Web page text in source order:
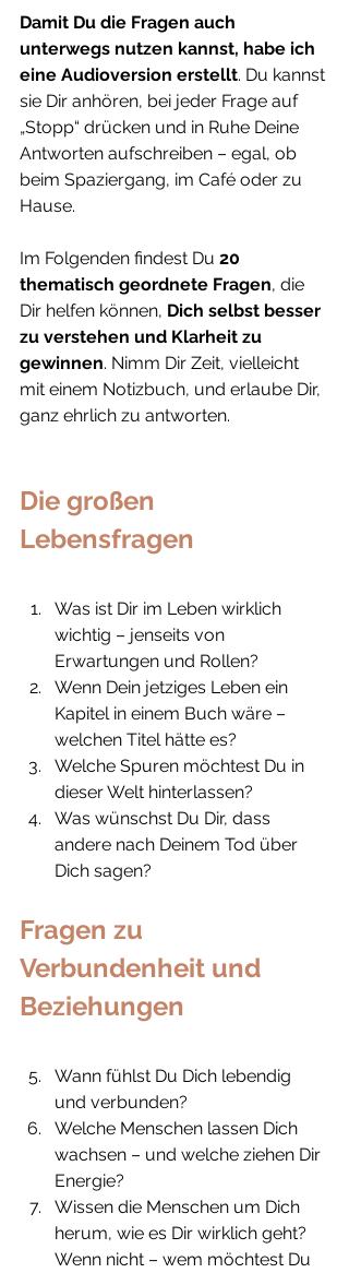
Damit Du die Fragen auch
unterwegs nutzen kannst, habe ich
eine Audioversion erstellt. Du kannst
sie Dir anhören, bei jeder Frage auf
„Stopp“ drücken und in Ruhe Deine
Antworten aufschreiben – egal, ob
beim Spaziergang, im Café oder zu
Hause.
Im Folgenden findest Du 20
thematisch geordnete Fragen, die
Dir helfen können, Dich selbst besser
zu verstehen und Klarheit zu
gewinnen. Nimm Dir Zeit, vielleicht
mit einem Notizbuch, und erlaube Dir,
ganz ehrlich zu antworten.
Die großen
Lebensfragen
Was ist Dir im Leben wirklich
wichtig – jenseits von
Erwartungen und Rollen?
Wenn Dein jetziges Leben ein
Kapitel in einem Buch wäre –
welchen Titel hätte es?
Welche Spuren möchtest Du in
dieser Welt hinterlassen?
Was wünschst Du Dir, dass
andere nach Deinem Tod über
Dich sagen?
Fragen zu
Verbundenheit und
Beziehungen
Wann fühlst Du Dich lebendig
und verbunden?
Welche Menschen lassen Dich
wachsen – und welche ziehen Dir
Energie?
Wissen die Menschen um Dich
herum, wie es Dir wirklich geht?
Wenn nicht – wem möchtest Du